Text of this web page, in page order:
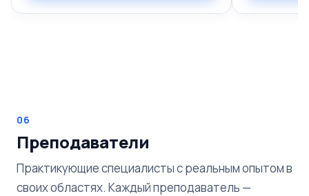
06
Преподаватели
Практикующие специалисты с реальным опытом в
своих областях. Каждый преподаватель —